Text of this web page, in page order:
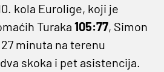
kola Eurolige, koji je
Turaka 105:77, Simon
minuta na terenu
skoka i pet asistencija.